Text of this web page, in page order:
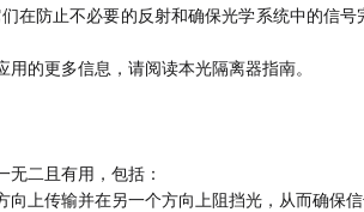
在防止不必要的反射和确保光学系统中的信
的更多信息，请阅读本光隔离器指南。
二且有用，包括：
上传输并在另一个方向上阻挡光，从而确